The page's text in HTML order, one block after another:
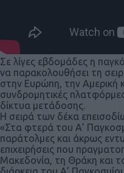
Σε λίγες εβδομάδες η
να παρακολουθήσει τη
στην Ευρώπη, την Αμερική
συνδρομητικές
δίκτυα μετάδοσης.
Η σειρά των δέκα
«Στα φτερά του Α’
παράτολμες και άκρως
επιχειρήσεις που
Μακεδονία, τη Θράκη και